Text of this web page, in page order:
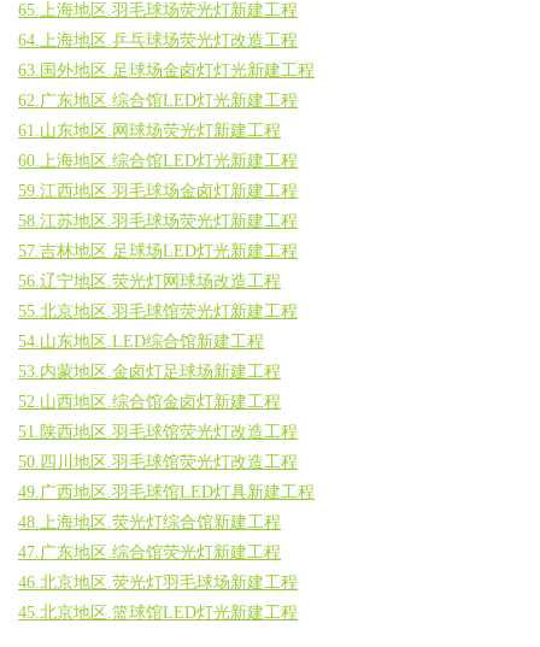
65.上海地区.羽毛球场荧光灯新建工程
64.上海地区.乒乓球场荧光灯改造工程
63.国外地区.足球场金卤灯灯光新建工程
62.广东地区.综合馆LED灯光新建工程
61.山东地区.网球场荧光灯新建工程
60.上海地区.综合馆LED灯光新建工程
59.江西地区.羽毛球场金卤灯新建工程
58.江苏地区.羽毛球场荧光灯新建工程
57.吉林地区.足球场LED灯光新建工程
56.辽宁地区.荧光灯网球场改造工程
55.北京地区.羽毛球馆荧光灯新建工程
54.山东地区.LED综合馆新建工程
53.内蒙地区.金卤灯足球场新建工程
52.山西地区.综合馆金卤灯新建工程
51.陕西地区.羽毛球馆荧光灯改造工程
50.四川地区.羽毛球馆荧光灯改造工程
49.广西地区.羽毛球馆LED灯具新建工程
48.上海地区.荧光灯综合馆新建工程
47.广东地区.综合馆荧光灯新建工程
46.北京地区.荧光灯羽毛球场新建工程
45.北京地区.篮球馆LED灯光新建工程